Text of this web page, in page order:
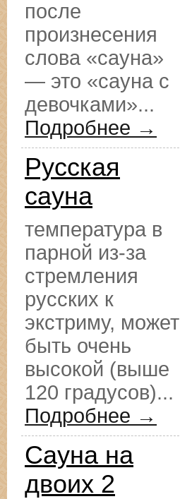
после
произнесения
слова «сауна»
— это «сауна с
девочками»...
Подробнее →
Русская
сауна
температура в
парной из-за
стремления
русских к
экстриму, может
быть очень
высокой (выше
120 градусов)...
Подробнее →
Сауна на
двоих 2